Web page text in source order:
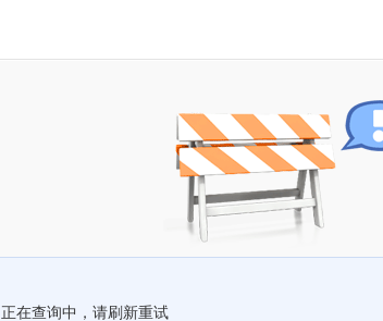
正在查询中，请刷新重试